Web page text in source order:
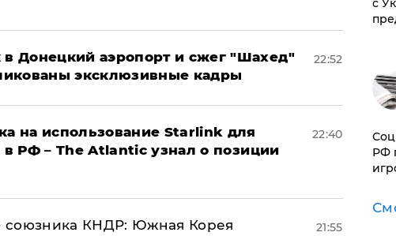
Донецкий аэропорт и сжег "Шахед"
эксклюзивные кадры
22:52
на использование Starlink для
в РФ – The Atlantic узнал о позиции
22:40
союзника КНДР: Южная Корея
21:55
с
РФ